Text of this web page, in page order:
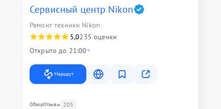
Сервисный центр Nikon
Ремонт техники Nikon
5,0235 оценки
Открыто до 21:00
Маршрут
ОбзорОтзывы 205